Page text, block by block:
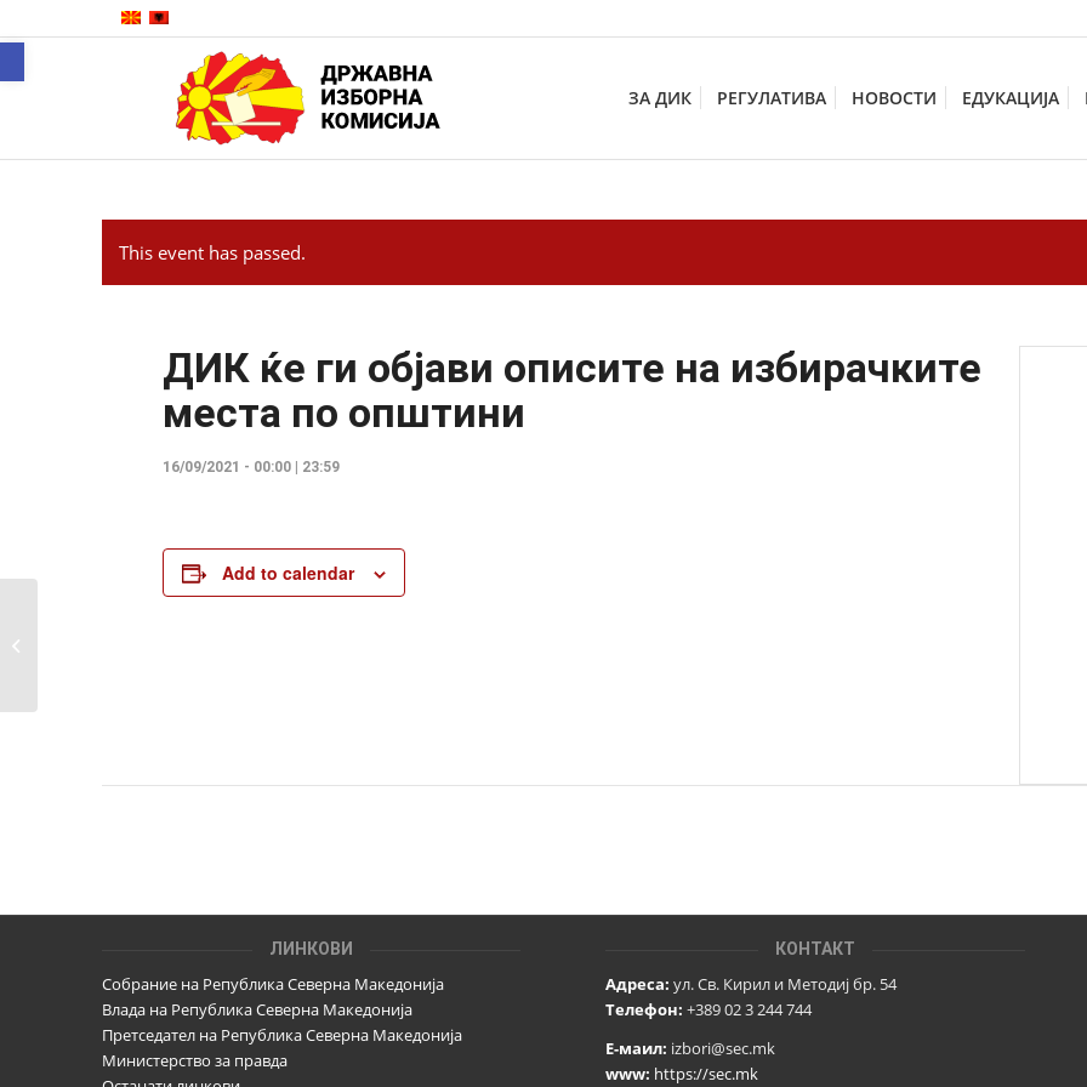
ЗА ДИК РЕГУЛАТИВА НОВОСТИ ЕДУКАЦИЈА
This event has passed.
ДИК ќе ги објави описите на избирачките
места по општини
16/09/2021 - 00:00| 23:59
Add to calendar
ЛИНКОВИ
Собрание на Република Северна Македонија
Влада на Република Северна Македонија
Претседател на Република Северна Македонија
Министерство за правда
КОНТАКТ
Адреса: ул. Св. Кирил и Методиј бр. 54
Телефон: +389 02 3 244 744
Е-маил: izbori@sec.mk
www: https://sec.mk
Open toolbar